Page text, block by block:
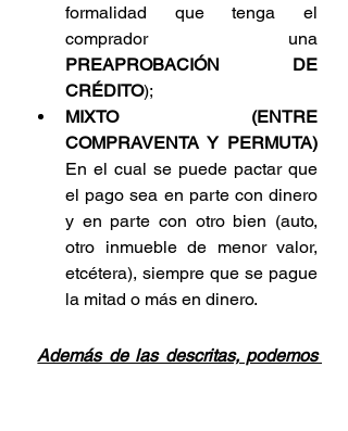
formalidad que tenga el
PREAPROBACIÓN DE
CRÉDITO);
MIXTO (ENTRE
En el cual se puede pactar que
el pago sea en parte con dinero
y en parte con otro bien (auto,
otro inmueble de menor valor,
etcétera), siempre que se pague
la mitad o más en dinero.
Además de las descritas, podemos